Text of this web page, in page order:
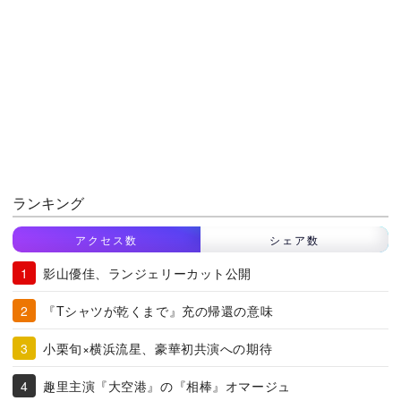
ランキング
アクセス数 シェア数
影山優佳、ランジェリーカット公開
『Tシャツが乾くまで』充の帰還の意味
小栗旬×横浜流星、豪華初共演への期待
趣里主演『大空港』の『相棒』オマージュ